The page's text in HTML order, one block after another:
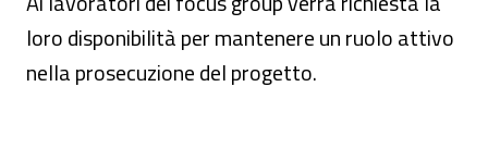
loro disponibilità per mantenere un ruolo attivo
nella prosecuzione del progetto.